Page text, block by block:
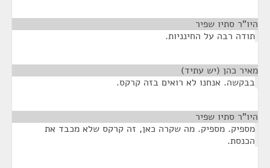
היו"ר סתיו שפיר
תודה רבה על החינניות.
מאיר כהן (יש עתיד)
בבקשה. אנחנו לא רואים בזה קרקס.
היו"ר סתיו שפיר
מספיק. מספיק. מה שקרה כאן, זה קרקס שלא מכבד את
הכנסת.